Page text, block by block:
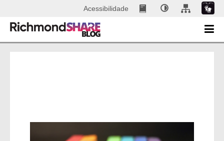
Acessibilidade